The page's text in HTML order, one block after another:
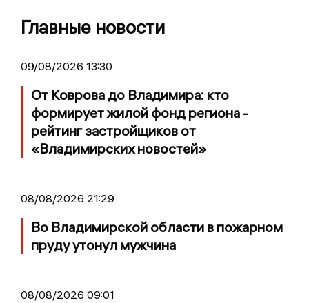
Главные новости
09/08/2026 13:30
От Коврова до Владимира: кто
формирует жилой фонд региона -
рейтинг застройщиков от
«Владимирских новостей»
08/08/2026 21:29
Во Владимирской области в пожарном
пруду утонул мужчина
08/08/2026 09:01